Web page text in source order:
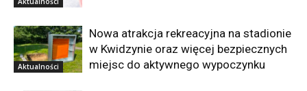
Aktualności
Nowa atrakcja rekreacyjna na stadionie
w Kwidzynie oraz więcej bezpiecznych
miejsc do aktywnego wypoczynku